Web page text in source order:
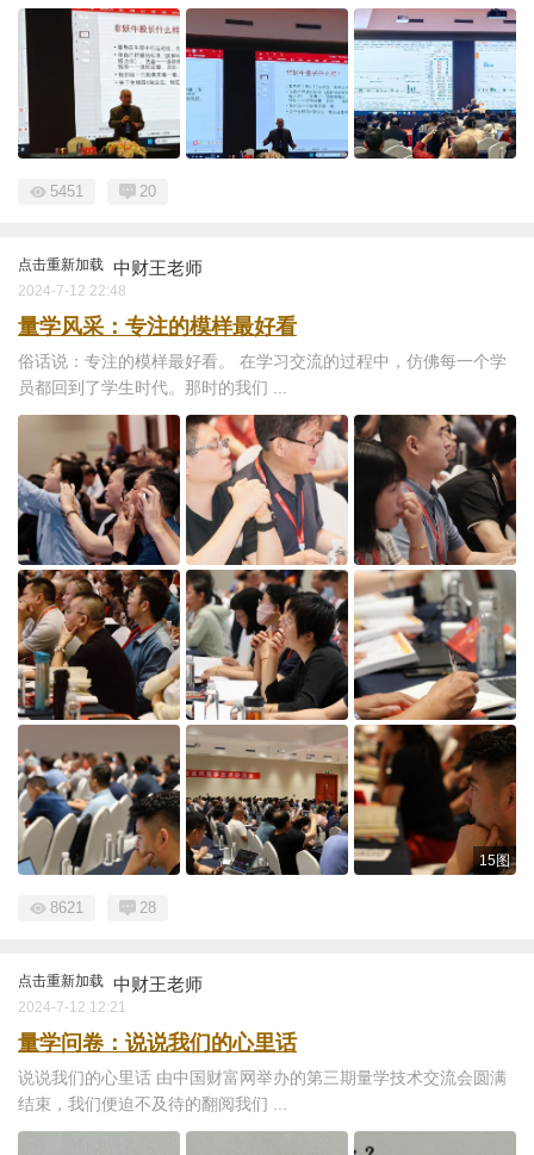
5451 20
点击重新加载 中财王老师
2024-7-12 22:48
量学风采：专注的模样最好看
俗话说：专注的模样最好看。 在学习交流的过程中，仿佛每一个学
员都回到了学生时代。那时的我们 ...
15图
8621 28
点击重新加载 中财王老师
2024-7-12 12:21
量学问卷：说说我们的心里话
说说我们的心里话 由中国财富网举办的第三期量学技术交流会圆满
结束，我们便迫不及待的翻阅我们 ...